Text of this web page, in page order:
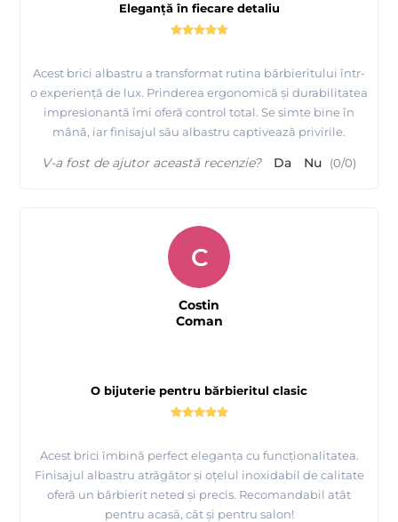
Eleganță în fiecare detaliu
Acest brici albastru a transformat rutina bărbieritului într-
o experiență de lux. Prinderea ergonomică și durabilitatea
impresionantă îmi oferă control total. Se simte bine în
mână, iar finisajul său albastru captivează privirile.
V-a fost de ajutor această recenzie? Da Nu (0/0)
O bijuterie pentru bărbieritul clasic
Acest brici îmbină perfect eleganța cu funcționalitatea.
Finisajul albastru atrăgător și oțelul inoxidabil de calitate
oferă un bărbierit neted și precis. Recomandabil atât
pentru acasă, cât și pentru salon!
C
Costin
Coman